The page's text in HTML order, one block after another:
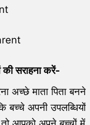
सराहना करें-
अच्छे माता पिता बनने
बच्चे अपनी उपलब्धियों